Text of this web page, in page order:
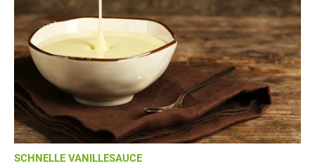
SCHNELLE VANILLESAUCE